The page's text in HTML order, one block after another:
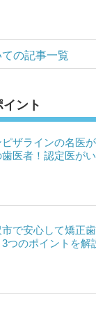
の記事一覧
ント
ピザラインの名医
医者！認定医が
で安心して矯正
3つのポイントを解